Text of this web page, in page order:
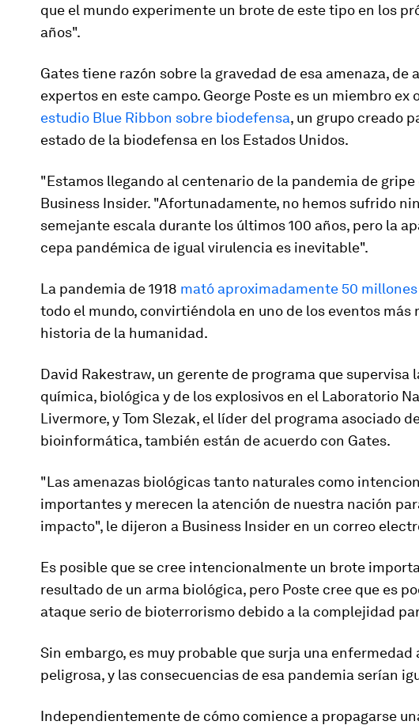
que el mundo experimente un brote de este tipo en los
años".
Gates tiene razón sobre la gravedad de esa amenaza, de
expertos en este campo. George Poste es un miembro ex
estudio Blue Ribbon sobre biodefensa, un grupo creado
estado de la biodefensa en los Estados Unidos.
"Estamos llegando al centenario de la pandemia de gripe
Business Insider. "Afortunadamente, no hemos sufrido
semejante escala durante los últimos 100 años, pero la
cepa pandémica de igual virulencia es inevitable".
La pandemia de 1918 mató aproximadamente 50
todo el mundo, convirtiéndola en uno de los eventos más
historia de la humanidad.
David Rakestraw, un gerente de programa que supervisa
química, biológica y de los explosivos en el Laboratorio
Livermore, y Tom Slezak, el líder del programa asociado
bioinformática, también están de acuerdo con Gates.
"Las amenazas biológicas tanto naturales como
importantes y merecen la atención de nuestra nación
impacto", le dijeron a Business Insider en un correo
Es posible que se cree intencionalmente un brote
resultado de un arma biológica, pero Poste cree que es
ataque serio de bioterrorismo debido a la complejidad
Sin embargo, es muy probable que surja una
peligrosa, y las consecuencias de esa pandemia serían
Independientemente de cómo comience a propagarse